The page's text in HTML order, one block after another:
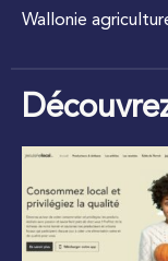
Wallonie